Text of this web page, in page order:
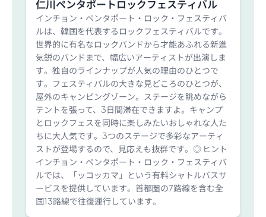
仁川ペンタポートロックフェスティバル
インチョン・ペンタポート・ロック・フェスティバ
ルは、韓国を代表するロックフェスティバルです。
世界的に有名なロックバンドから才能あふれる新進
気鋭のバンドまで、幅広いアーティストが出演しま
す。独自のラインナップが人気の理由のひとつで
す。フェスティバルの大きな見どころのひとつが、
屋外のキャンピングゾーン。ステージを眺めながら
テントを張って、3日間滞在できますよ。キャンプ
とロックフェスを同時に楽しみたいおしゃれな人た
ちに大人気です。3つのステージで多彩なアーティ
ストが登場するので、見応えも抜群です。◎ ヒント
インチョン・ペンタポート・ロック・フェスティバ
ルでは、「ッコッカマ」という有料シャトルバスサ
ービスを提供しています。首都圏の7路線を含む全
国13路線で往復運行しています。